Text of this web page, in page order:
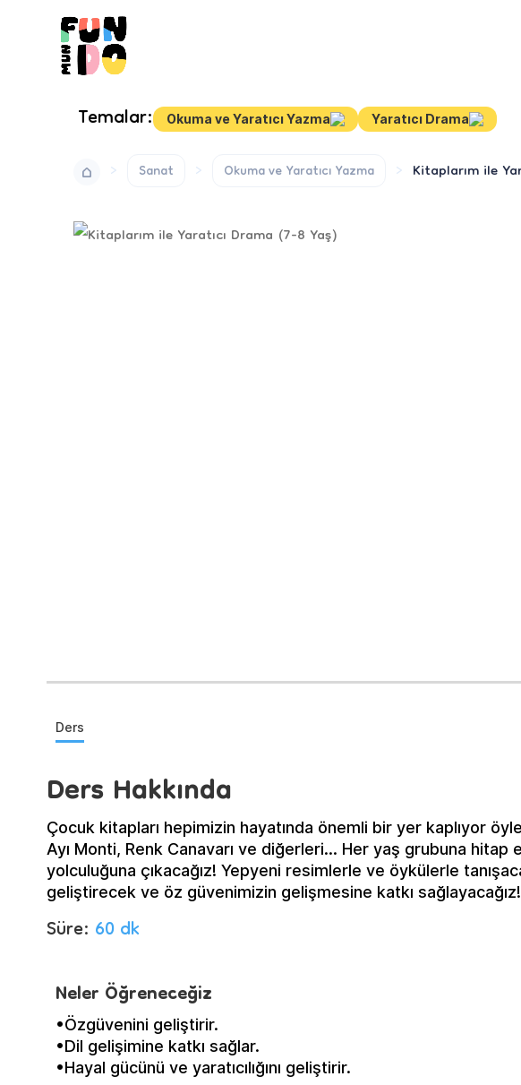
Temalar: Okuma ve Yaratıcı Yazma Yaratıcı Drama
Sanat
Okuma ve Yaratıcı Yazma Kitaplarım ile
Ders
Ders Hakkında
Çocuk kitapları hepimizin hayatında önemli bir yer kaplıyor
Ayı Monti, Renk Canavarı ve diğerleri… Her yaş grubuna hitap
yolculuğuna çıkacağız! Yepyeni resimlerle ve öykülerle
geliştirecek ve öz güvenimizin gelişmesine katkı
Süre:60 dk
Neler Öğreneceğiz
•Özgüvenini geliştirir.
•Dil gelişimine katkı sağlar.
•Hayal gücünü ve yaratıcılığını geliştirir.